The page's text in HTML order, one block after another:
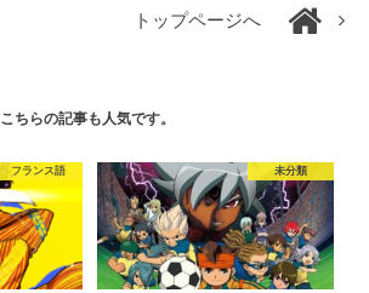
トップページへ
こちらの記事も人気です。
フランス語 未分類